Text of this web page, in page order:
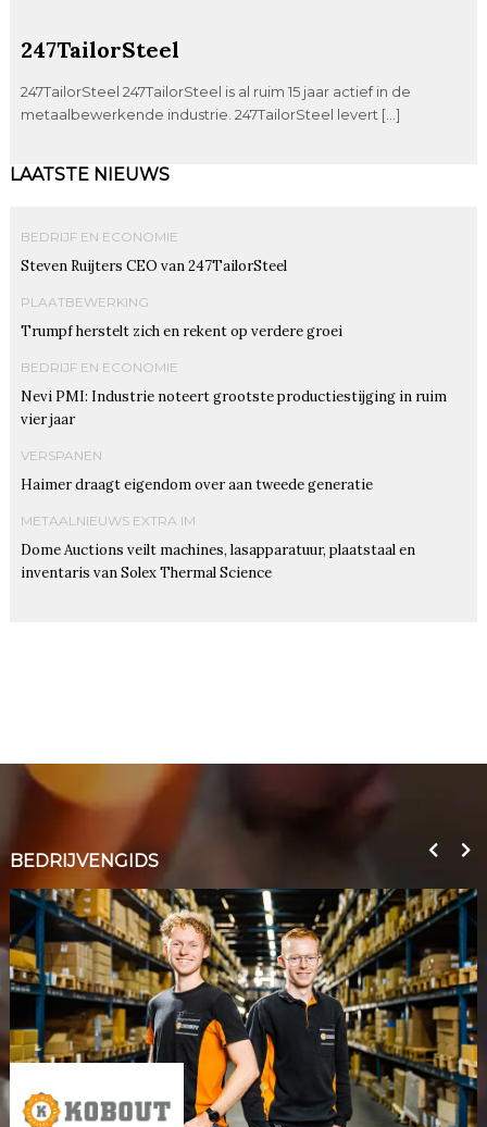
247TailorSteel
247TailorSteel 247TailorSteel is al ruim 15 jaar actief in de
metaalbewerkende industrie. 247TailorSteel levert […]
LAATSTE NIEUWS
BEDRIJF EN ECONOMIE
Steven Ruijters CEO van 247TailorSteel
PLAATBEWERKING
Trumpf herstelt zich en rekent op verdere groei
BEDRIJF EN ECONOMIE
Nevi PMI: Industrie noteert grootste productiestijging in ruim
vier jaar
VERSPANEN
Haimer draagt eigendom over aan tweede generatie
METAALNIEUWS EXTRA IM
Dome Auctions veilt machines, lasapparatuur, plaatstaal en
inventaris van Solex Thermal Science
BEDRIJVENGIDS